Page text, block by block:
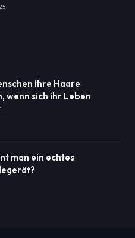
ihre Haare
wenn sich ihr Leben
man ein echtes